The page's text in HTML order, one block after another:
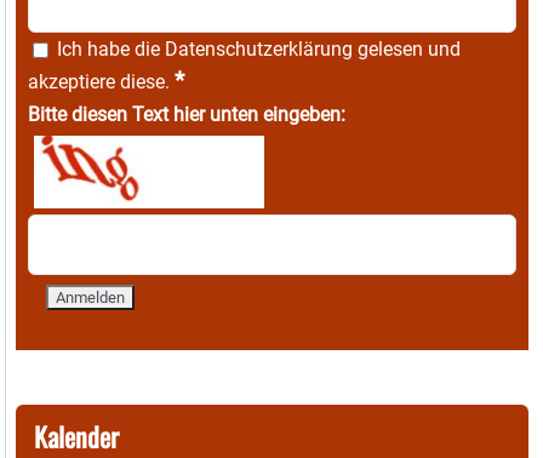
Ich habe die Datenschutzerklärung gelesen und
akzeptiere diese. *
Bitte diesen Text hier unten eingeben:
Kalender